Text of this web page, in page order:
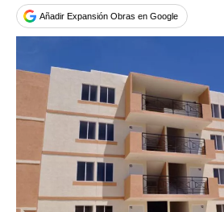
Añadir Expansión Obras en Google